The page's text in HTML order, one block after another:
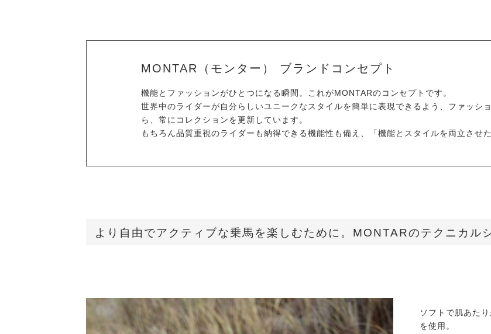
MONTAR（モンター） ブランドコンセプト
機能とファッションがひとつになる瞬間。これがMONTARのコンセプトです。
世界中のライダーが自分らしいユニークなスタイルを簡単に表現できるよう、ファッシ
ら、常にコレクションを更新しています。
もちろん品質重視のライダーも納得できる機能性も備え、「機能とスタイルを両立させ
より自由でアクティブな乗馬を楽しむために。MONTARのテクニカル
ソフトで肌あた
を使用。